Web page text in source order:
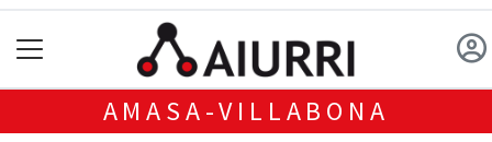
AMASA-VILLABONA